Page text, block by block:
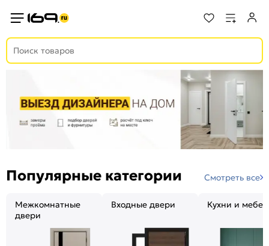
Популярные категории Смотреть все
Межкомнатные
двери
Входные двери Кухни и